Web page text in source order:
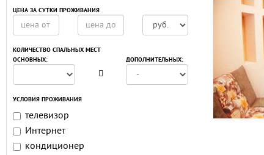
ЦЕНА ЗА СУТКИ ПРОЖИВАНИЯ
КОЛИЧЕСТВО СПАЛЬНЫХ МЕСТ
ОСНОВНЫХ:
ДОПОЛНИТЕЛЬНЫХ:
УСЛОВИЯ ПРОЖИВАНИЯ
телевизор
Интернет
кондиционер